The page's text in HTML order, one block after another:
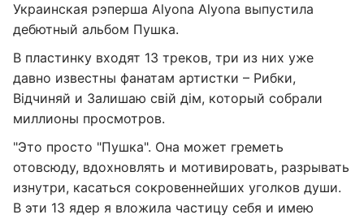
Украинская рэперша Alyona Alyona выпустила
дебютный альбом Пушка.
В пластинку входят 13 треков, три из них уже
давно известны фанатам артистки – Рибки,
Вiдчиняй и Залишаю свій дім, который собрали
миллионы просмотров.
"Это просто "Пушка". Она может греметь
отовсюду, вдохновлять и мотивировать, разрывать
изнутри, касаться сокровеннейших уголков души.
В эти 13 ядер я вложила частицу себя и имею